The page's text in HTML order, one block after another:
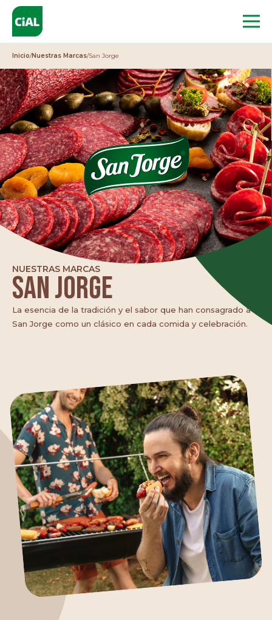
Inicio
quiénes somos
NOSOTROS
HISTORIA
GOBIERNO CORPORATIVO
NUESTRO EQUIPO
NUESTRAS INSTALACIONES
qué nos mueve
Nuestras marcas
Canal de denuncias
Portal de clientes MiCIAL
Proveedores
Recetas
Noticias
Inicio/Nuestras Marcas/San Jorge
NUESTRAS MARCAS
San Jorge
La esencia de la tradición y el sabor que han consagrado a
San Jorge como un clásico en cada comida y celebración.